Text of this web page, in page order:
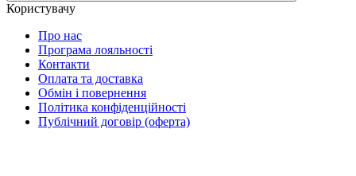
Користувачу
Про нас
Програма лояльності
Контакти
Оплата та доставка
Обмін і повернення
Політика конфіденційності
Публічний договір (оферта)